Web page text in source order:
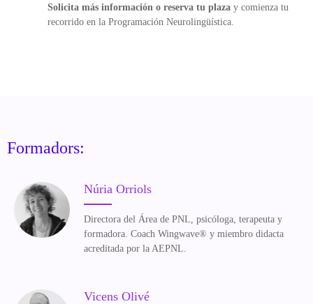
Solicita más información o reserva tu plaza y comienza tu
recorrido en la Programación Neurolingüística.
Formadors:
Núria Orriols
Directora del Área de PNL, psicóloga, terapeuta y
formadora. Coach Wingwave® y miembro didacta
acreditada por la AEPNL.
Vicens Olivé